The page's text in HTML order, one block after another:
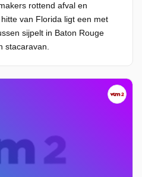
rottend afval en
van Florida ligt een met
sijpelt in Baton Rouge
stacaravan.